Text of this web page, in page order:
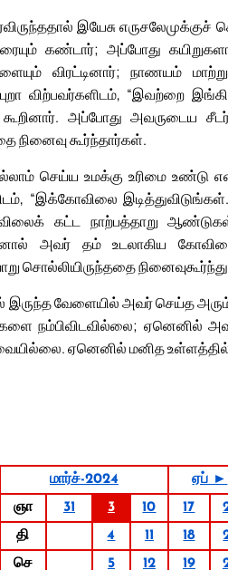
இயேசு எருசலேமுக்குச்
கண்டார்; அப்போது
விரட்டினார்; நாணயம்
விற்பவர்களிடம், “இவற்றை
அப்போது அவருடைய
நினைவு கூர்ந்தார்கள்.
செய்ய உமக்கு உரிமை உண்டு
“இக்கோவிலை
கட்ட நாற்பத்தாறு
அவர் தம் உடலாகிய
சொல்லியிருந்ததை
இருந்த வேளையில் அவர் செய்த
நம்பிவிடவில்லை; ஏனெனில்
ஏனெனில் மனித
மார்ச்-2024
ஏப் ►
ஞா
31 3 10 17
தி
4 11 18
செ
5 12 19